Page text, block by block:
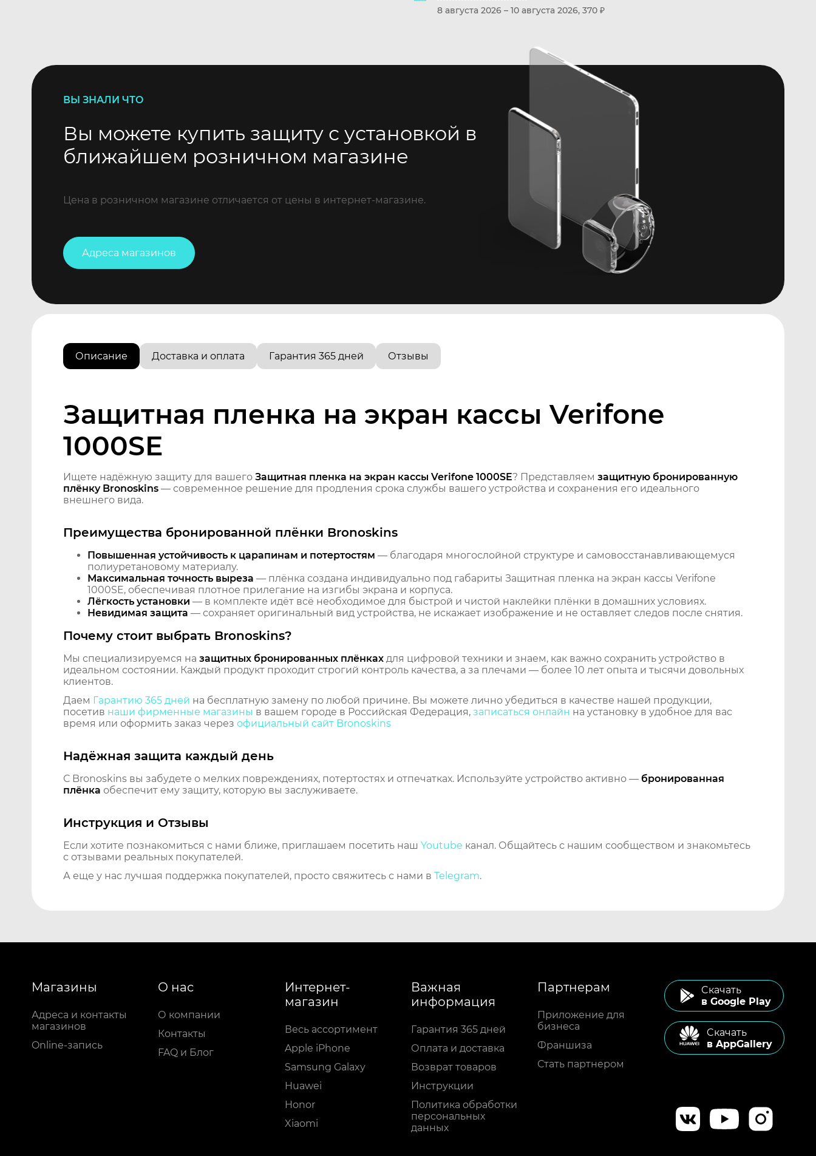
8 августа 2026 – 10 августа 2026 370 ₽
ВЫ ЗНАЛИ ЧТО
Вы можете купить защиту с установкой в
ближайшем розничном магазине
Цена в розничном магазине отличается от цены в интернет-магазине.
Адреса магазинов
Описание Доставка и оплата Гарантия 365 дней Отзывы
Защитная пленка на экран кассы Verifone
1000SE
Ищете надёжную защиту для вашего Защитная пленка на экран кассы Verifone 1000SE? Представляем защитную бронированную
плёнку Bronoskins — современное решение для продления срока службы вашего устройства и сохранения его идеального
внешнего вида.
Преимущества бронированной плёнки Bronoskins
Повышенная устойчивость к царапинам и потертостям — благодаря многослойной структуре и самовосстанавливающемуся
полиуретановому материалу.
Максимальная точность выреза — плёнка создана индивидуально под габариты Защитная пленка на экран кассы Verifone
1000SE, обеспечивая плотное прилегание на изгибы экрана и корпуса.
Лёгкость установки — в комплекте идёт всё необходимое для быстрой и чистой наклейки плёнки в домашних условиях.
Невидимая защита — сохраняет оригинальный вид устройства, не искажает изображение и не оставляет следов после снятия.
Почему стоит выбрать Bronoskins?
Мы специализируемся на защитных бронированных плёнках для цифровой техники и знаем, как важно сохранить устройство в
идеальном состоянии. Каждый продукт проходит строгий контроль качества, а за плечами — более 10 лет опыта и тысячи довольных
клиентов.
Даем Гарантию 365 дней на бесплатную замену по любой причине. Вы можете лично убедиться в качестве нашей продукции,
посетив наши фирменные магазины в вашем городе в Российская Федерация, записаться онлайн на установку в удобное для вас
время или оформить заказ через официальный сайт Bronoskins
Надёжная защита каждый день
С Bronoskins вы забудете о мелких повреждениях, потертостях и отпечатках. Используйте устройство активно — бронированная
плёнка обеспечит ему защиту, которую вы заслуживаете.
Инструкция и Отзывы
Если хотите познакомиться с нами ближе, приглашаем посетить наш Youtube канал. Общайтесь с нашим сообществом и знакомьтесь
с отзывами реальных покупателей.
А еще у нас лучшая поддержка покупателей, просто свяжитесь с нами в Telegram.
Магазины
Адреса и контакты
магазинов
Online-запись
О нас
О компании
Контакты
FAQ и Блог
Интернет-
магазин
Весь ассортимент
Apple iPhone
Samsung Galaxy
Huawei
Honor
Xiaomi
Важная
информация
Гарантия 365 дней
Оплата и доставка
Возврат товаров
Инструкции
Политика обработки
персональных
данных
Партнерам
Приложение для
бизнеса
Франшиза
Стать партнером
Cкачать
в Google Play
Cкачать
в AppGallery